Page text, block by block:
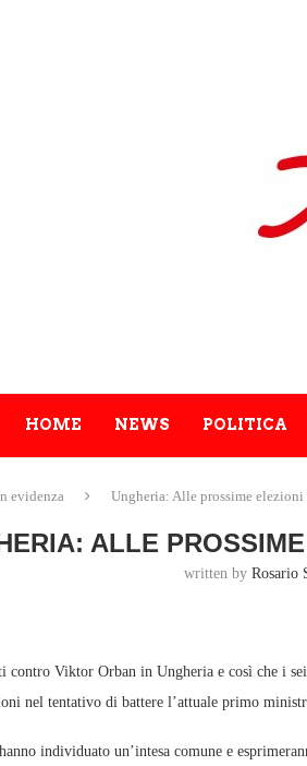
HOME NEWS POLITICA
evidenza Ungheria: Alle prossime
ALLE
written byRosario
contro Viktor Orban in Ungheria e così che i
nel tentativo di battere l’attuale primo
individuato un’intesa comune e